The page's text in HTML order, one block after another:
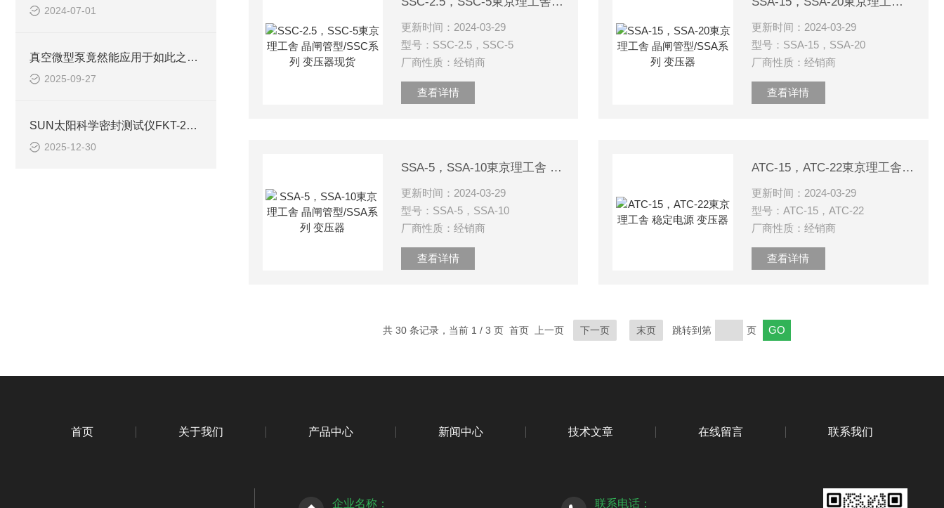
2024-07-01
真空微型泵竟然能应用于如此之多的领域
2025-09-27
SUN太阳科学密封测试仪FKT-200选购指南
2025-12-30
更新时间：2024-03-29
型号：SSC-2.5，SSC-5
厂商性质：经销商
查看详情
更新时间：2024-03-29
型号：SSA-15，SSA-20
厂商性质：经销商
查看详情
SSA-5，SSA-10東京理工舎 晶闸管型/SSA系列 变压器
更新时间：2024-03-29
型号：SSA-5，SSA-10
厂商性质：经销商
查看详情
ATC-15，ATC-22東京理工舎 稳定电源 变压器
更新时间：2024-03-29
型号：ATC-15，ATC-22
厂商性质：经销商
查看详情
共 30 条记录，当前 1 / 3 页 首页 上一页 下一页 末页 跳转到第 页
首页 关于我们 产品中心 新闻中心 技术文章 在线留言 联系我们
企业名称： 联系电话：